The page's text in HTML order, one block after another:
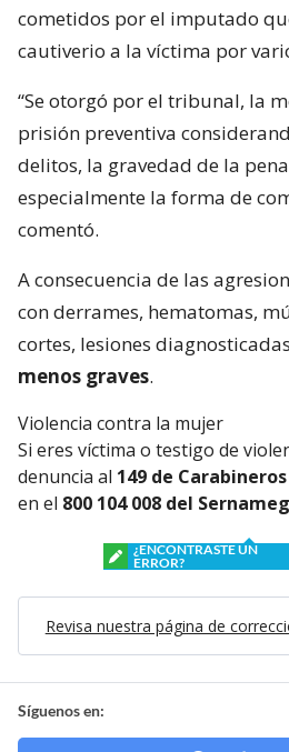
cometidos por el imputado
cautiverio a la víctima por
“Se otorgó por el tribunal, la
prisión preventiva
delitos, la gravedad de la
especialmente la forma de
comentó.
A consecuencia de las
con derrames, hematomas,
cortes, lesiones
menos graves.
Violencia contra la mujer
Si eres víctima o testigo de
denuncia al 149 de Carabineros
en el 800 104 008 del Sernameg
¿ENCONTRASTE UN
ERROR?
Revisa nuestra página de
Síguenos en: